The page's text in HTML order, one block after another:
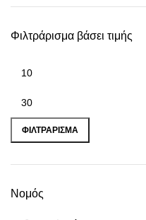
Φιλτράρισμα βάσει τιμής
ΦΙΛΤΡΆΡΙΣΜΑ
Νομός